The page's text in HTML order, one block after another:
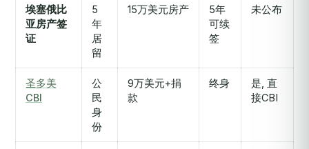
埃塞俄比
亚房产签
证
5
年
居
留
15万美元房产
5年
可续
签
未公布
圣多美
CBI
公
民
身
份
9万美元+捐
款
终身
是, 直
接CBI